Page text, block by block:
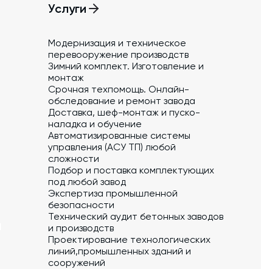
Услуги
Модернизация и техническое
перевооружение производств
Зимний комплект. Изготовление и
монтаж
Срочная техпомощь. Онлайн-
обследование и ремонт завода
Доставка, шеф-монтаж и пуско-
наладка и обучение
Автоматизированные системы
управления (АСУ ТП) любой
сложности
Подбор и поставка комплектующих
под любой завод
Экспертиза промышленной
безопасности
Технический аудит бетонных заводов
и производств
Проектирование технологических
линий,промышленных зданий и
сооружений